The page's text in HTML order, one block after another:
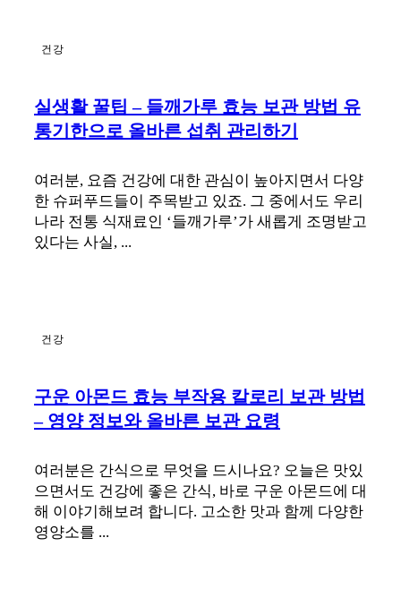
건강
실생활 꿀팁 – 들깨가루 효능 보관 방법 유
통기한으로 올바른 섭취 관리하기
여러분, 요즘 건강에 대한 관심이 높아지면서 다양
한 슈퍼푸드들이 주목받고 있죠. 그 중에서도 우리
나라 전통 식재료인 ‘들깨가루’가 새롭게 조명받고
있다는 사실, ...
건강
구운 아몬드 효능 부작용 칼로리 보관 방법
– 영양 정보와 올바른 보관 요령
여러분은 간식으로 무엇을 드시나요? 오늘은 맛있
으면서도 건강에 좋은 간식, 바로 구운 아몬드에 대
해 이야기해보려 합니다. 고소한 맛과 함께 다양한
영양소를 ...